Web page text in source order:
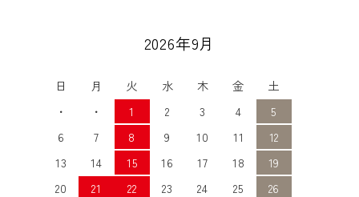
2026年9月
日 月 火 水 木 金
土
・
・ 1 2 3 4
5
6
7 8 9 10 11
12
13
14 15 16 17 18
19
20
21 22 23 24 25
26